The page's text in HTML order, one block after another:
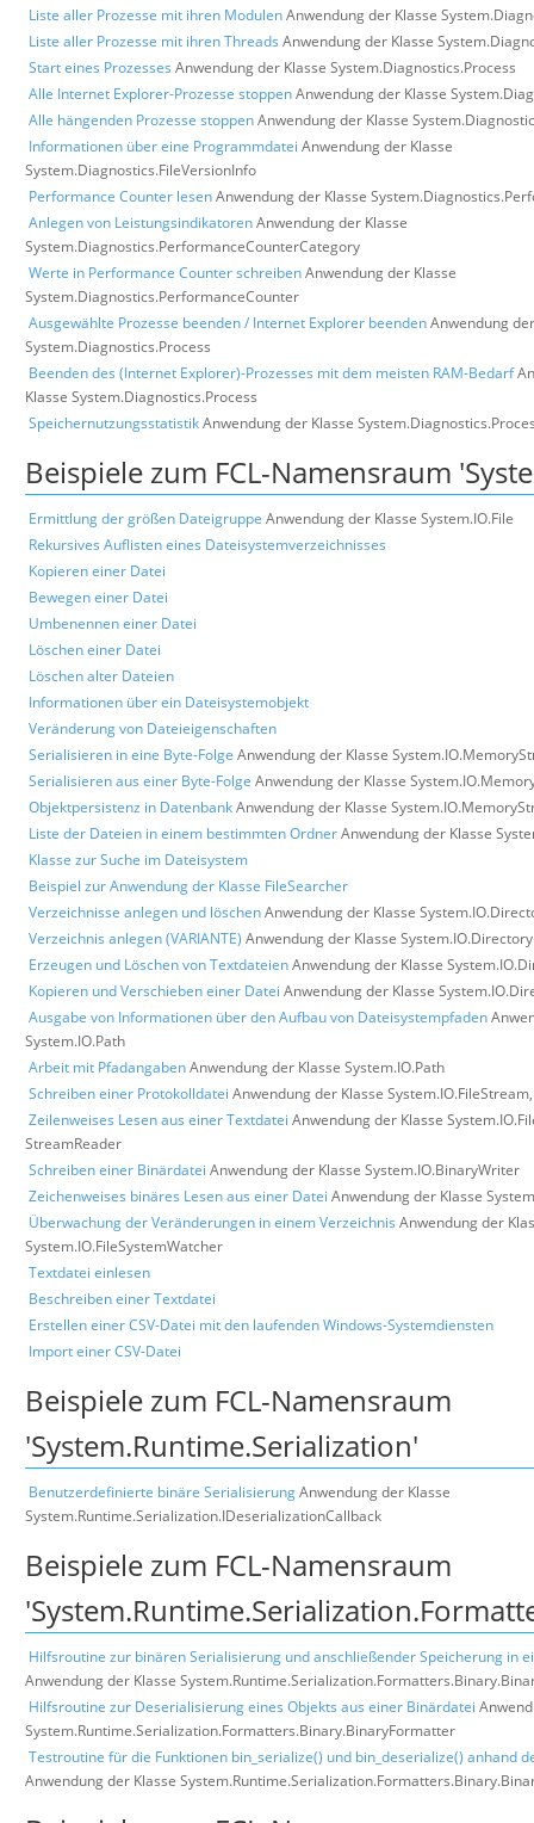
Liste aller Prozesse mit ihren ModulenAnwendung der Klasse
Liste aller Prozesse mit ihren Threads Anwendung der Klasse
Start eines Prozesses Anwendung der Klasse System.Diagnostics.Process
Alle Internet Explorer-Prozesse stoppenAnwendung der Klasse
Alle hängenden Prozesse stoppenAnwendung der Klasse
Informationen über eine Programmdatei Anwendung der Klasse
System.Diagnostics.FileVersionInfo
Performance Counter lesenAnwendung der Klasse
Anlegen von LeistungsindikatorenAnwendung der Klasse
System.Diagnostics.PerformanceCounterCategory
Werte in Performance Counter schreibenAnwendung der Klasse
System.Diagnostics.PerformanceCounter
Ausgewählte Prozesse beenden / Internet Explorer beendenAnwendung
System.Diagnostics.Process
Beenden des (Internet Explorer)-Prozesses mit dem meisten RAM-Bedarf
Klasse System.Diagnostics.Process
SpeichernutzungsstatistikAnwendung der Klasse
Beispiele zum FCL-Namensraum
Ermittlung der größen Dateigruppe Anwendung der Klasse System.IO.File
Rekursives Auflisten eines Dateisystemverzeichnisses
Kopieren einer Datei
Bewegen einer Datei
Umbenennen einer Datei
Löschen einer Datei
Löschen alter Dateien
Informationen über ein Dateisystemobjekt
Veränderung von Dateieigenschaften
Serialisieren in eine Byte-Folge Anwendung der Klasse
Serialisieren aus einer Byte-Folge Anwendung der Klasse
Objektpersistenz in DatenbankAnwendung der Klasse
Liste der Dateien in einem bestimmten OrdnerAnwendung der Klasse
Klasse zur Suche im Dateisystem
Beispiel zur Anwendung der Klasse FileSearcher
Verzeichnisse anlegen und löschenAnwendung der Klasse
Verzeichnis anlegen (VARIANTE) Anwendung der Klasse System.IO.Directory
Erzeugen und Löschen von TextdateienAnwendung der Klasse
Kopieren und Verschieben einer Datei Anwendung der Klasse
Ausgabe von Informationen über den Aufbau von Dateisystempfaden
System.IO.Path
Arbeit mit PfadangabenAnwendung der Klasse System.IO.Path
Schreiben einer Protokolldatei Anwendung der Klasse
Zeilenweises Lesen aus einer Textdatei Anwendung der Klasse
StreamReader
Schreiben einer Binärdatei Anwendung der Klasse System.IO.BinaryWriter
Zeichenweises binäres Lesen aus einer Datei Anwendung der Klasse
Überwachung der Veränderungen in einem Verzeichnis Anwendung der
System.IO.FileSystemWatcher
Textdatei einlesen
Beschreiben einer Textdatei
Erstellen einer CSV-Datei mit den laufenden Windows-Systemdiensten
Import einer CSV-Datei
Beispiele zum FCL-Namensraum
'System.Runtime.Serialization'
Benutzerdefinierte binäre SerialisierungAnwendung der Klasse
System.Runtime.Serialization.IDeserializationCallback
Beispiele zum FCL-Namensraum
Hilfsroutine zur binären Serialisierung und anschließender Speicherung in
Anwendung der Klasse
Hilfsroutine zur Deserialisierung eines Objekts aus einer Binärdatei
System.Runtime.Serialization.Formatters.Binary.BinaryFormatter
Testroutine für die Funktionen bin_serialize() und bin_deserialize() anhand
Anwendung der Klasse